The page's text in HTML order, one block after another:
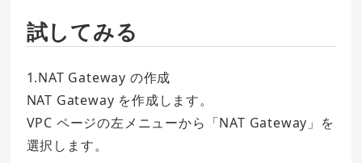
試してみる
1.NAT Gateway の作成
NAT Gateway を作成します。
VPC ページの左メニューから「NAT Gateway」を
選択します。